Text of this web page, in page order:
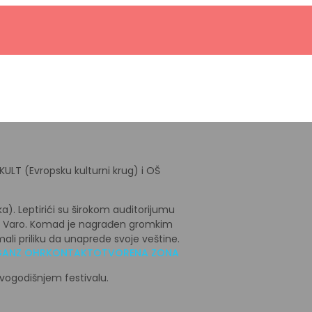
OHRKONTAKTOTVORENA ZONA
(Evropsku kulturni krug) i OŠ
Leptirići su širokom auditorijumu
Komad je nagrađen gromkim
priliku da unaprede svoje veštine.
festivalu.